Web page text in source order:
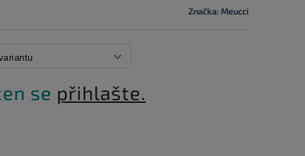
Značka: Meucci
se přihlašte.